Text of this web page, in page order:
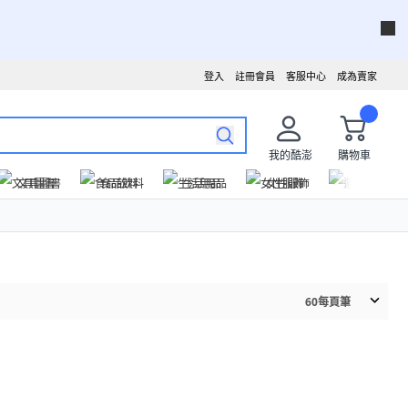
成為賣家
客服中心
註冊會員
登入
我的酷澎
購物車
文具圖書
食品飲料 生活用品 女性服飾
60每頁筆